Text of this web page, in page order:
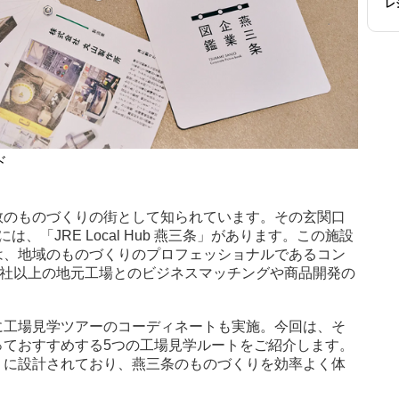
ものづくりの街として知られています。その玄関口
は、「JRE Local Hub 燕三条」があります。この施設
地域のものづくりのプロフェッショナルであるコン
以上の地元工場とのビジネスマッチングや商品開発の
場見学ツアーのコーディネートも実施。今回は、そ
おすすめする5つの工場見学ルートをご紹介します。
設計されており、燕三条のものづくりを効率よく体